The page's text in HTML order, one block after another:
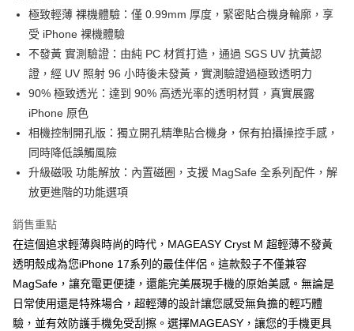
相關說明
【關於「AFTEE先享後付」】
AFTEE先享後付是「在收到商品之後才付款」的支付方式。 讓您購物簡單
便利好安心！
１．簡單：不需註冊會員、不需綁卡、不需儲值。
２．便利：只要手機號碼，簡訊認證，即可結帳。
３．安心：先確認商品／服務後，再付款。
【「AFTEE先享後付」結帳流程】
１．於結帳方式選擇「AFTEE先享後付」後，將跳轉至「AFTEE先享後付」
結帳頁面，進行簡訊認證並確認金額後，即可完成結帳。
２．訂單成立數日內，您將收到繳費通知簡訊。
３．收到繳費通知簡訊後14天內，點擊此簡訊中的連結，可透過四大超商／
※ 請注意：結帳手續完成當下不需立刻繳費，但若您需要取消訂單，請聯絡
購買商品的店家。未經商家同意取消之訂單仍視為有效，需透過AFTEE先享
後付繳納相關費用。
※ 交易是否成功請以「AFTEE先享後付 」之結帳頁面顯示為準，若有關於
是否繳費成功／繳費後需取消欲退款等相關疑問，請聯繫「AFTEE先享後付
【注意事項】
ATM付款
運送方式
全家取貨付款
每筆NT$60，滿NT$499(含以上)免運費
付款後全家取貨
每筆NT$60，滿NT$499(含以上)免運費
7-11取貨付款
每筆NT$60，滿NT$499(含以上)免運費
付款後7-11取貨
每筆NT$60，滿NT$499(含以上)免運費
宅配
極致輕薄 裸機體驗：僅 0.99mm 厚度，緊密貼合機身輪廓，享
受 iPhone 裸機體驗
不發黃 實測驗證：由純 PC 材質打造，通過 SGS UV 抗黃認
證，經 UV 照射 96 小時後未發黃，實測驗證過極致透明力
90% 極致透光：達到 90% 高透光率的透明材質，真實展露
iPhone 原色
相機控制開孔版：獨立開孔精準貼合機身，保有拍攝操控手感，
同時降低誤觸風險
升級磁吸 功能解放：內置磁圈，支援 MagSafe 全系列配件，解
放更進階的功能選項
銷售重點
在這個追求輕薄與時尚的時代，MAGEASY Cryst M 超輕薄不發黃
透明殼成為您iPhone 17系列的最佳伴侶。這款殼子不僅兼容
MagSafe，讓充電更便捷，還能完美展現手機的原始美感。無論是
日常使用還是特殊場合，超輕薄的設計讓您感受無負擔的輕巧體
驗，並有效防護手機免受刮擦。選擇MAGEASY，讓您的手機更具